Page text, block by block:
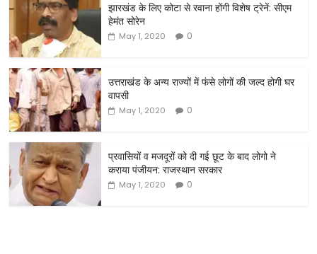
e
b
o
o
k
er e
झारखंड के लिए कोटा से रवाना होंगी विशेष ट्रेनें: सीएम
हेमंत सोरेन
May 1, 2020 0
उत्तराखंड के अन्य राज्यों में फंसे लोगों की जल्द होगी घर
वापसी
May 1, 2020 0
प्रवासियों व मजदूरों को दी गई छूट के बाद लोगो ने
कराया पंजीयन: राजस्थान सरकार
May 1, 2020 0